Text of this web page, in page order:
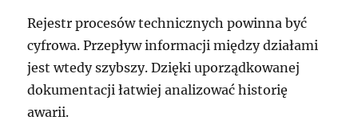
Rejestr procesów technicznych powinna być
cyfrowa. Przepływ informacji między działami
jest wtedy szybszy. Dzięki uporządkowanej
dokumentacji łatwiej analizować historię
awarii.